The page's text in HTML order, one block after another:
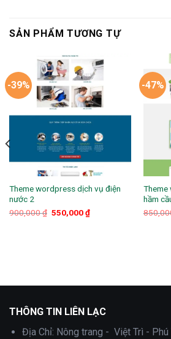
SẢN PHẨM TƯƠNG TỰ
-39%
Theme wordpress dịch vụ điện
nước 2
900,000₫ Giá
550,000₫Giá
hiện
-47%
Theme
hầm
THÔNG TIN LIÊN LẠC
Địa Chỉ: Nông trang - Việt Trì - Phú